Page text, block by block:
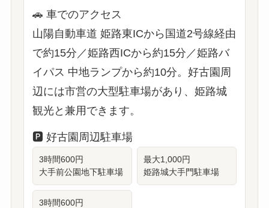
🚗 車でのアクセス
山陽自動車道 姫路東ICから国道2号線経由
で約15分／姫路西ICから約15分／姫路バ
イパス 中地ランプから約10分。好古園周
辺には市営の大型駐車場があり、姫路城
観光と兼用できます。
🅿️ 好古園周辺駐車場
3時間600円
大手前公園地下駐車場
最大1,000円
姫路城大手門駐車場
3時間600円